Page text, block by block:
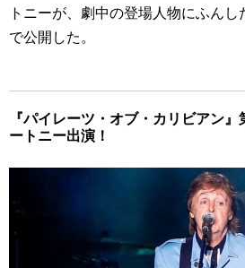
トニーが、劇中の登場人物にふん
で公開した。
『パイレーツ・オブ・カリビアン
ートニー出演！